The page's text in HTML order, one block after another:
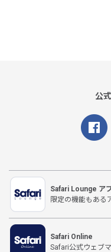
公
Safari Lounge ア
限定の機能もある
Safari Online
Safari公式ウェブ